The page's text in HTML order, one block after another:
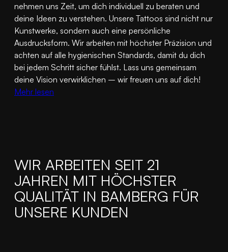
nehmen uns Zeit, um dich individuell zu beraten und
deine Ideen zu verstehen. Unsere Tattoos sind nicht nur
Kunstwerke, sondern auch eine persönliche
Ausdrucksform. Wir arbeiten mit höchster Präzision und
achten auf alle hygienischen Standards, damit du dich
bei jedem Schritt sicher fühlst. Lass uns gemeinsam
deine Vision verwirklichen – wir freuen uns auf dich!
Mehr lesen
WIR ARBEITEN SEIT 21
JAHREN MIT HÖCHSTER
QUALITÄT IN BAMBERG FÜR
UNSERE KUNDEN